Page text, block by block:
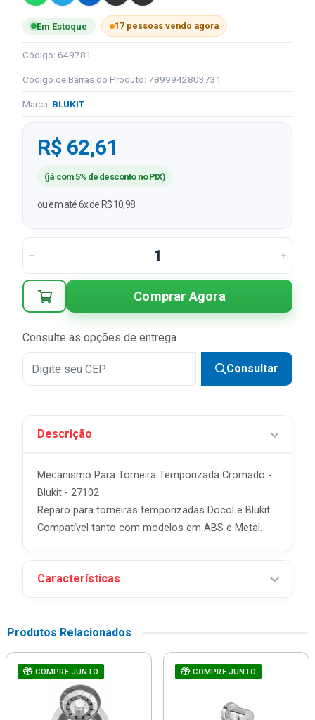
Em Estoque 17 pessoas vendo agora
Código: 649781
Código de Barras do Produto: 7899942803731
Marca: BLUKIT
R$ 62,61
(já com 5% de desconto no PIX)
ou em até 6x de R$ 10,98
Comprar Agora
Consulte as opções de entrega
Consultar
Descrição
Mecanismo Para Torneira Temporizada Cromado -
Blukit - 27102
Reparo para torneiras temporizadas Docol e Blukit.
Compatível tanto com modelos em ABS e Metal.
Características
Produtos Relacionados
COMPRE JUNTO COMPRE JUNTO